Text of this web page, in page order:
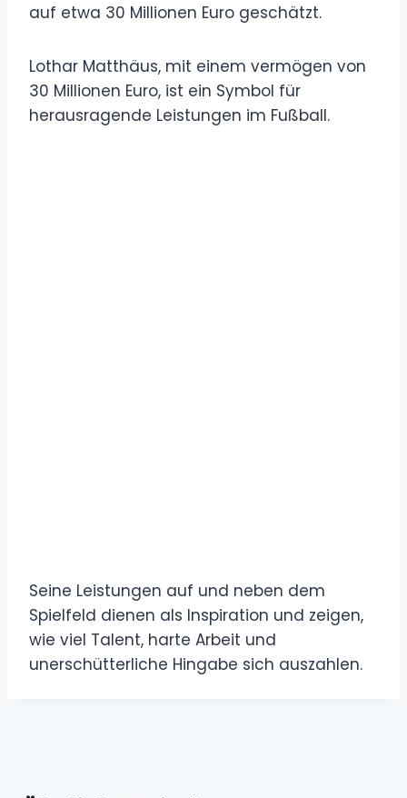
auf etwa 30 Millionen Euro geschätzt.
Lothar Matthäus, mit einem vermögen von
30 Millionen Euro, ist ein Symbol für
herausragende Leistungen im Fußball.
Seine Leistungen auf und neben dem
Spielfeld dienen als Inspiration und zeigen,
wie viel Talent, harte Arbeit und
unerschütterliche Hingabe sich auszahlen.